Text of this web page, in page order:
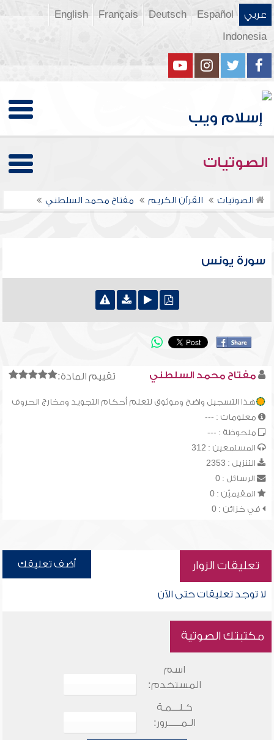
عربي Español
Deutsch
Français
English
Indonesia
الصوتيات
الصوتيات القرآن الكريم مفتاح محمد السلطني
سورة يونس
تقييم المادة: مفتاح محمد السلطني
هذا التسجيل واضح وموثوق لتعلم أحكام التجويد ومخارج الحروف
معلومات : ---
ملحوظة : ---
المستمعين : 312
التنزيل : 2353
الرسائل : 0
المقيميّن : 0
في خزائن : 0
تعليقات الزوار أضف تعليقك
لا توجد تعليقات حتى الآن
مكتبتك الصوتية
اسم
المستخدم:
كـلـــمـة
الـمـــــرور: